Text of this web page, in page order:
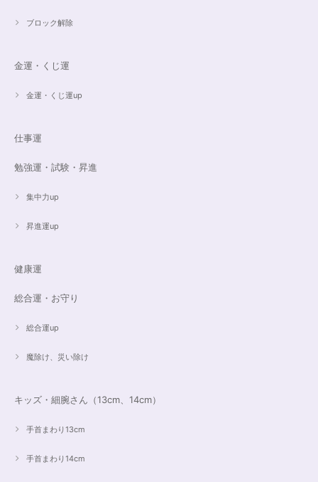
ブロック解除
金運・くじ運
金運・くじ運up
仕事運
勉強運・試験・昇進
集中力up
昇進運up
健康運
総合運・お守り
総合運up
魔除け、災い除け
キッズ・細腕さん（13cm、14cm）
手首まわり13cm
手首まわり14cm